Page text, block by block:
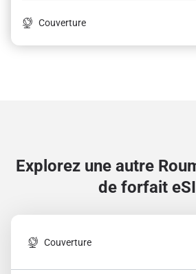
Couverture
Explorez une autre
de forfait
Couverture